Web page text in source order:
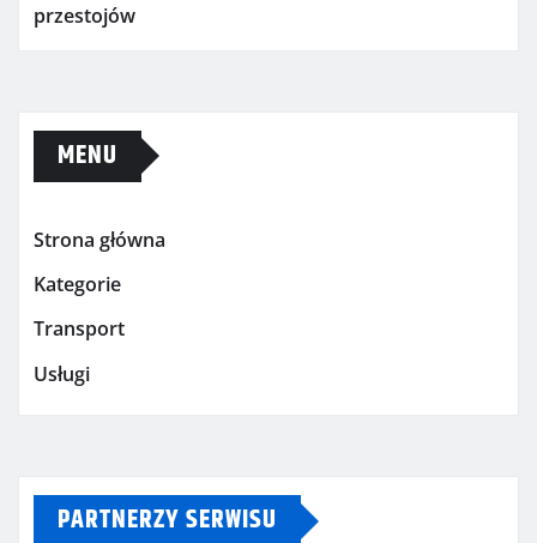
przestojów
MENU
Strona główna
Kategorie
Transport
Usługi
PARTNERZY SERWISU